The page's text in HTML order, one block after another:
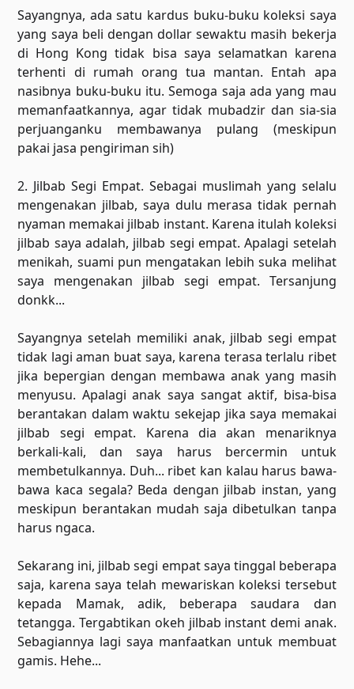
Sayangnya, ada satu kardus buku-buku koleksi saya
yang saya beli dengan dollar sewaktu masih bekerja
di Hong Kong tidak bisa saya selamatkan karena
terhenti di rumah orang tua mantan. Entah apa
nasibnya buku-buku itu. Semoga saja ada yang mau
memanfaatkannya, agar tidak mubadzir dan sia-sia
perjuanganku membawanya pulang (meskipun
pakai jasa pengiriman sih)
2. Jilbab Segi Empat. Sebagai muslimah yang selalu
mengenakan jilbab, saya dulu merasa tidak pernah
nyaman memakai jilbab instant. Karena itulah koleksi
jilbab saya adalah, jilbab segi empat. Apalagi setelah
menikah, suami pun mengatakan lebih suka melihat
saya mengenakan jilbab segi empat. Tersanjung
donkk...
Sayangnya setelah memiliki anak, jilbab segi empat
tidak lagi aman buat saya, karena terasa terlalu ribet
jika bepergian dengan membawa anak yang masih
menyusu. Apalagi anak saya sangat aktif, bisa-bisa
berantakan dalam waktu sekejap jika saya memakai
jilbab segi empat. Karena dia akan menariknya
berkali-kali, dan saya harus bercermin untuk
membetulkannya. Duh... ribet kan kalau harus bawa-
bawa kaca segala? Beda dengan jilbab instan, yang
meskipun berantakan mudah saja dibetulkan tanpa
harus ngaca.
Sekarang ini, jilbab segi empat saya tinggal beberapa
saja, karena saya telah mewariskan koleksi tersebut
kepada Mamak, adik, beberapa saudara dan
tetangga. Tergabtikan okeh jilbab instant demi anak.
Sebagiannya lagi saya manfaatkan untuk membuat
gamis. Hehe...